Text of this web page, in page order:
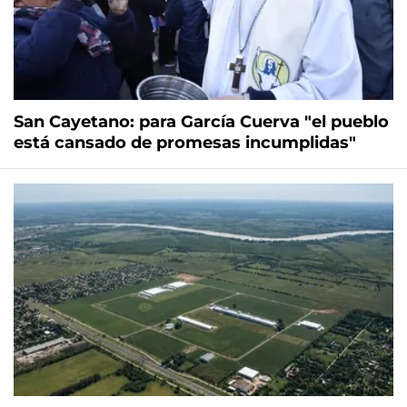
San Cayetano: para García Cuerva "el pueblo
está cansado de promesas incumplidas"